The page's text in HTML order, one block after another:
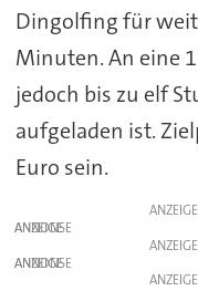
Dingolfing für
Minuten. An eine
jedoch bis zu elf
aufgeladen ist.
Euro sein.
ANZEIGE
ANZEIGE
ANZEIGE
ANZEIGE
ANZEIGE